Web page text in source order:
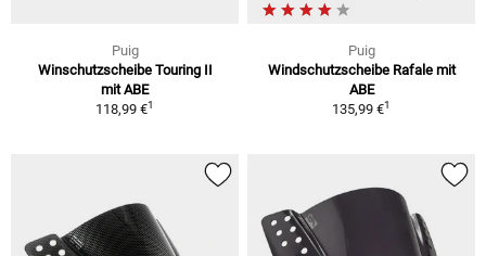
Puig
Winschutzscheibe Touring II
mit ABE
118,99 €1
Puig
Windschutzscheibe Rafale mit
ABE
135,99 €1